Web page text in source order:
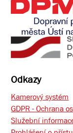
Odkazy
Kamerový systém
GDPR - Ochrana
Služební